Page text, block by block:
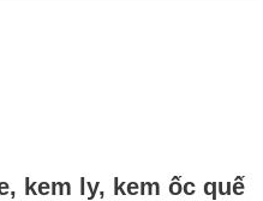
kem ly, kem ốc quế